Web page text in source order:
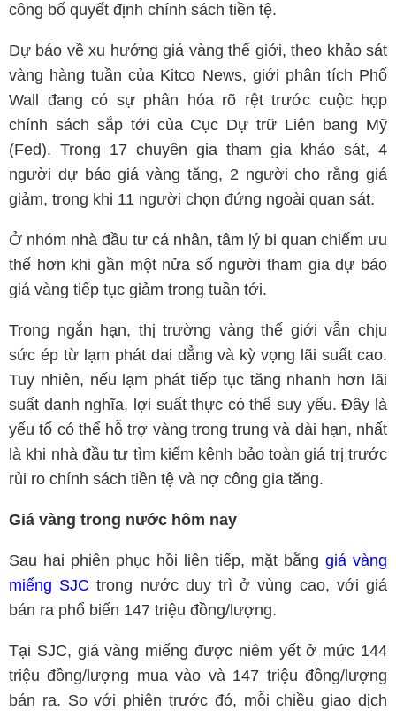
công bố quyết định chính sách tiền tệ.
Dự báo về xu hướng giá vàng thế giới, theo khảo sát
vàng hàng tuần của Kitco News, giới phân tích Phố
Wall đang có sự phân hóa rõ rệt trước cuộc họp
chính sách sắp tới của Cục Dự trữ Liên bang Mỹ
(Fed). Trong 17 chuyên gia tham gia khảo sát, 4
người dự báo giá vàng tăng, 2 người cho rằng giá
giảm, trong khi 11 người chọn đứng ngoài quan sát.
Ở nhóm nhà đầu tư cá nhân, tâm lý bi quan chiếm ưu
thế hơn khi gần một nửa số người tham gia dự báo
giá vàng tiếp tục giảm trong tuần tới.
Trong ngắn hạn, thị trường vàng thế giới vẫn chịu
sức ép từ lạm phát dai dẳng và kỳ vọng lãi suất cao.
Tuy nhiên, nếu lạm phát tiếp tục tăng nhanh hơn lãi
suất danh nghĩa, lợi suất thực có thể suy yếu. Đây là
yếu tố có thể hỗ trợ vàng trong trung và dài hạn, nhất
là khi nhà đầu tư tìm kiếm kênh bảo toàn giá trị trước
rủi ro chính sách tiền tệ và nợ công gia tăng.
Giá vàng trong nước hôm nay
Sau hai phiên phục hồi liên tiếp, mặt bằng giá vàng
miếng SJC trong nước duy trì ở vùng cao, với giá
bán ra phổ biến 147 triệu đồng/lượng.
Tại SJC, giá vàng miếng được niêm yết ở mức 144
triệu đồng/lượng mua vào và 147 triệu đồng/lượng
bán ra. So với phiên trước đó, mỗi chiều giao dịch